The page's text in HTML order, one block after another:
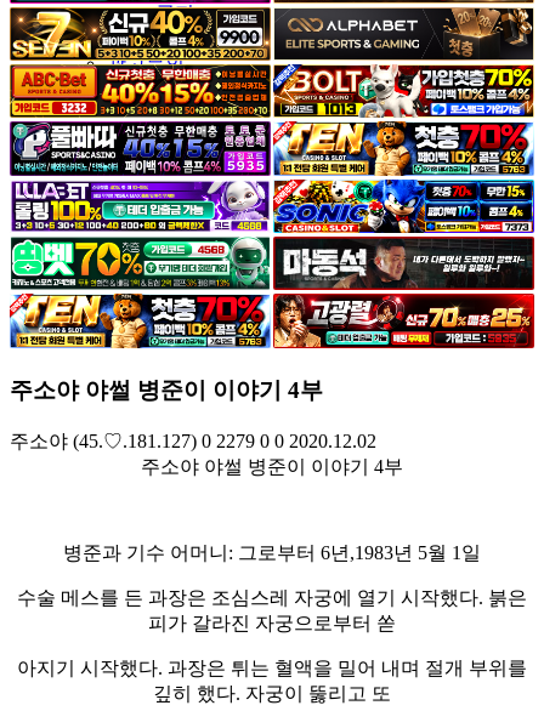
공지
1:1문의
광고문의
주소야 야썰 병준이 이야기 4부
주소야 (45.♡.181.127) 0 2279 0 0 2020.12.02
주소야 야썰 병준이 이야기 4부
병준과 기수 어머니: 그로부터 6년,1983년 5월 1일
수술 메스를 든 과장은 조심스레 자궁에 열기 시작했다. 붉은
피가 갈라진 자궁으로부터 쏟
아지기 시작했다. 과장은 튀는 혈액을 밀어 내며 절개 부위를
깊히 했다. 자궁이 뚫리고 또